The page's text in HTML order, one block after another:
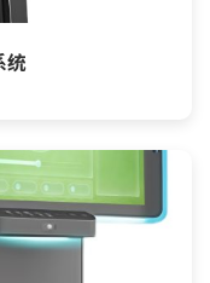
统